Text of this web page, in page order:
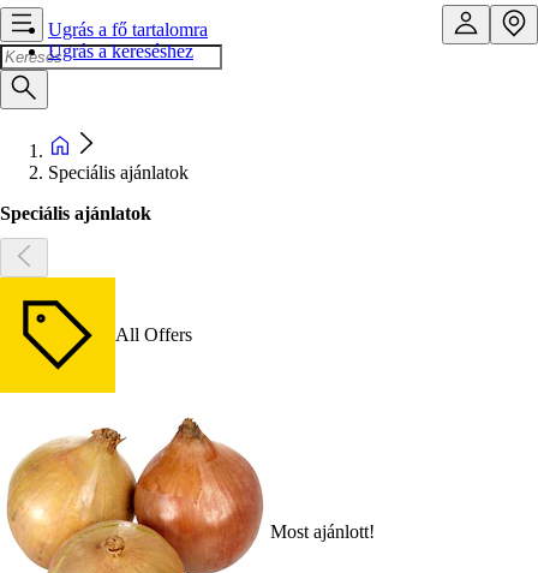
Ugrás a fő tartalomra
Ugrás a kereséshez
Speciális ajánlatok
Speciális ajánlatok
All Offers
Most ajánlott!